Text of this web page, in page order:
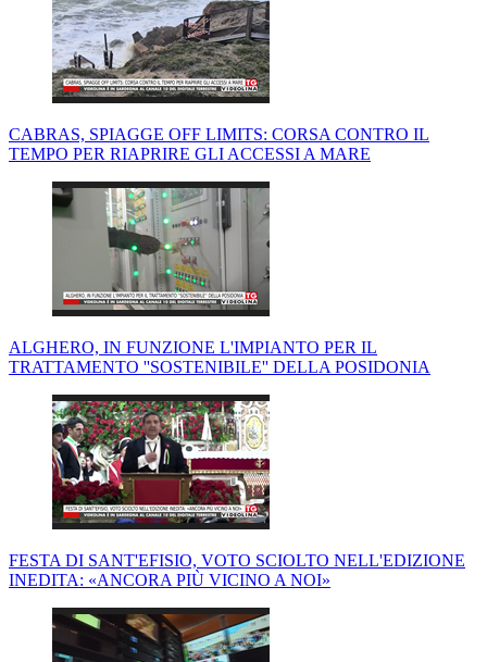
CABRAS, SPIAGGE OFF LIMITS: CORSA CONTRO IL
TEMPO PER RIAPRIRE GLI ACCESSI A MARE
ALGHERO, IN FUNZIONE L'IMPIANTO PER IL
TRATTAMENTO ''SOSTENIBILE'' DELLA POSIDONIA
FESTA DI SANT'EFISIO, VOTO SCIOLTO NELL'EDIZIONE
INEDITA: «ANCORA PIÙ VICINO A NOI»